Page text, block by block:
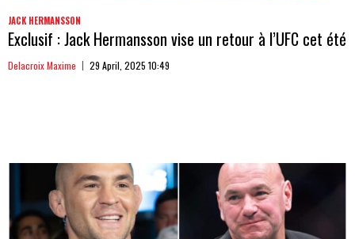
JACK HERMANSSON
Exclusif : Jack Hermansson vise un retour à l’UFC cet été
Delacroix Maxime 29 April, 2025 10:49